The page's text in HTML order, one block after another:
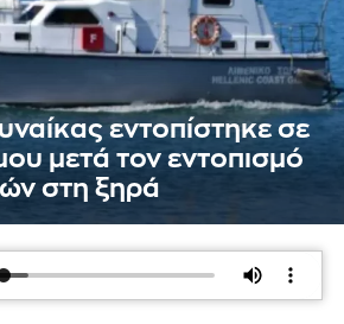
εντοπίστηκε σε
μετά τον εντοπισμό
στη ξηρά